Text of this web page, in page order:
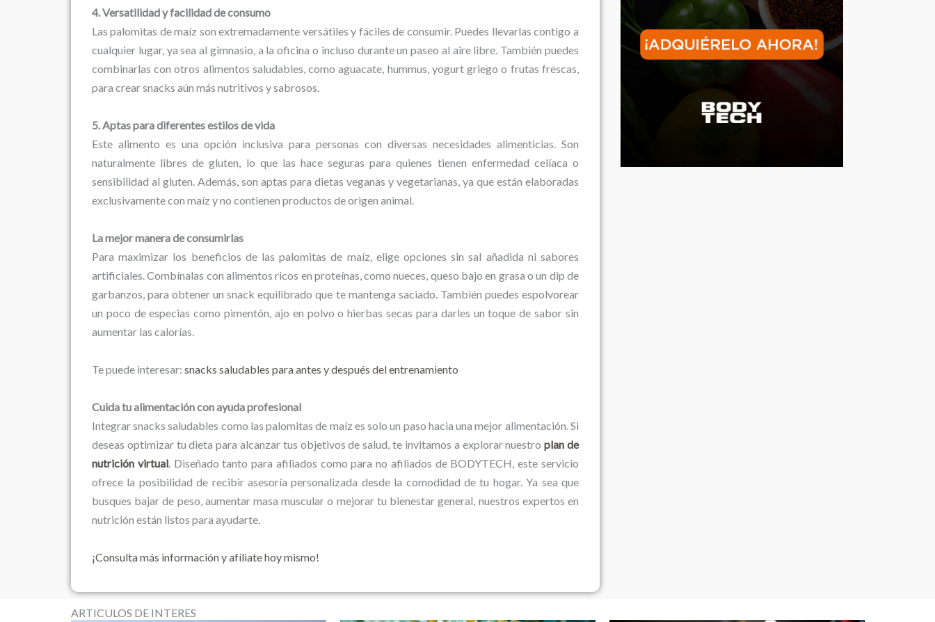
4. Versatilidad y facilidad de consumo
Las palomitas de maíz son extremadamente versátiles y fáciles de consumir. Puedes llevarlas contigo a
cualquier lugar, ya sea al gimnasio, a la oficina o incluso durante un paseo al aire libre. También puedes
combinarlas con otros alimentos saludables, como aguacate, hummus, yogurt griego o frutas frescas,
para crear snacks aún más nutritivos y sabrosos.
5. Aptas para diferentes estilos de vida
Este alimento es una opción inclusiva para personas con diversas necesidades alimenticias. Son
naturalmente libres de gluten, lo que las hace seguras para quienes tienen enfermedad celíaca o
sensibilidad al gluten. Además, son aptas para dietas veganas y vegetarianas, ya que están elaboradas
exclusivamente con maíz y no contienen productos de origen animal.
La mejor manera de consumirlas
Para maximizar los beneficios de las palomitas de maíz, elige opciones sin sal añadida ni sabores
artificiales. Combínalas con alimentos ricos en proteínas, como nueces, queso bajo en grasa o un dip de
garbanzos, para obtener un snack equilibrado que te mantenga saciado. También puedes espolvorear
un poco de especias como pimentón, ajo en polvo o hierbas secas para darles un toque de sabor sin
aumentar las calorías.
Te puede interesar: snacks saludables para antes y después del entrenamiento
Cuida tu alimentación con ayuda profesional
Integrar snacks saludables como las palomitas de maíz es solo un paso hacia una mejor alimentación. Si
deseas optimizar tu dieta para alcanzar tus objetivos de salud, te invitamos a explorar nuestro plan de
nutrición virtual. Diseñado tanto para afiliados como para no afiliados de BODYTECH, este servicio
ofrece la posibilidad de recibir asesoría personalizada desde la comodidad de tu hogar. Ya sea que
busques bajar de peso, aumentar masa muscular o mejorar tu bienestar general, nuestros expertos en
nutrición están listos para ayudarte.
¡Consulta más información y afíliate hoy mismo!
ARTICULOS DE INTERES